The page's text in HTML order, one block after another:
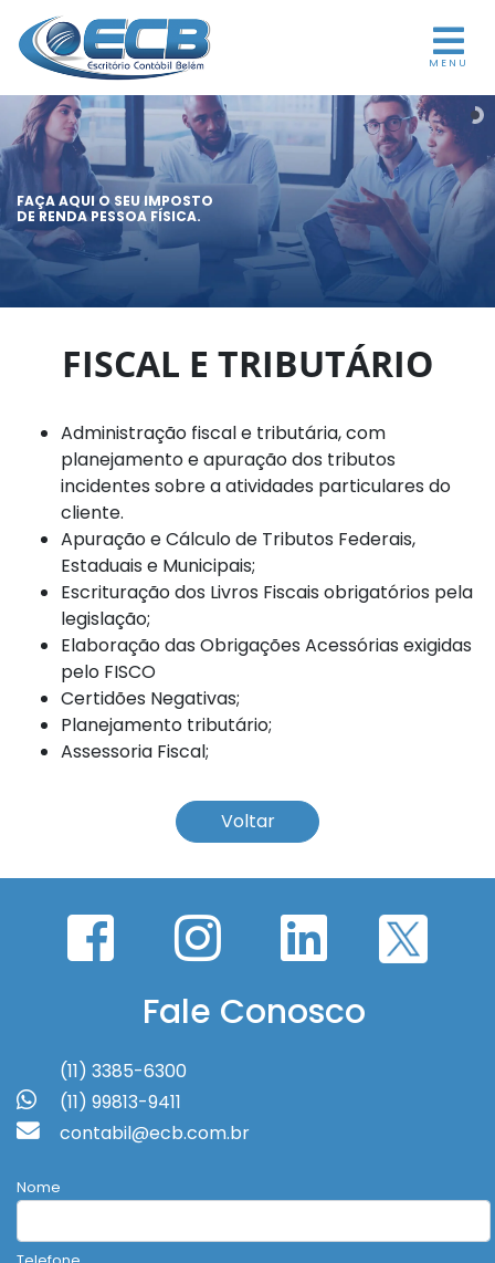
MENU
FAÇA AQUI O SEU IMPOSTO
DE RENDA PESSOA FÍSICA.
FISCAL E TRIBUTÁRIO
Administração fiscal e tributária, com
planejamento e apuração dos tributos
incidentes sobre a atividades particulares do
cliente.
Apuração e Cálculo de Tributos Federais,
Estaduais e Municipais;
Escrituração dos Livros Fiscais obrigatórios pela
legislação;
Elaboração das Obrigações Acessórias exigidas
pelo FISCO
Certidões Negativas;
Planejamento tributário;
Assessoria Fiscal;
Voltar
Fale Conosco
(11) 3385-6300
(11) 99813-9411
contabil@ecb.com.br
Nome